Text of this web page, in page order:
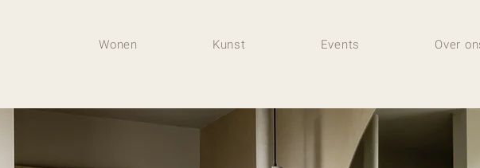
Wonen Kunst Events Over